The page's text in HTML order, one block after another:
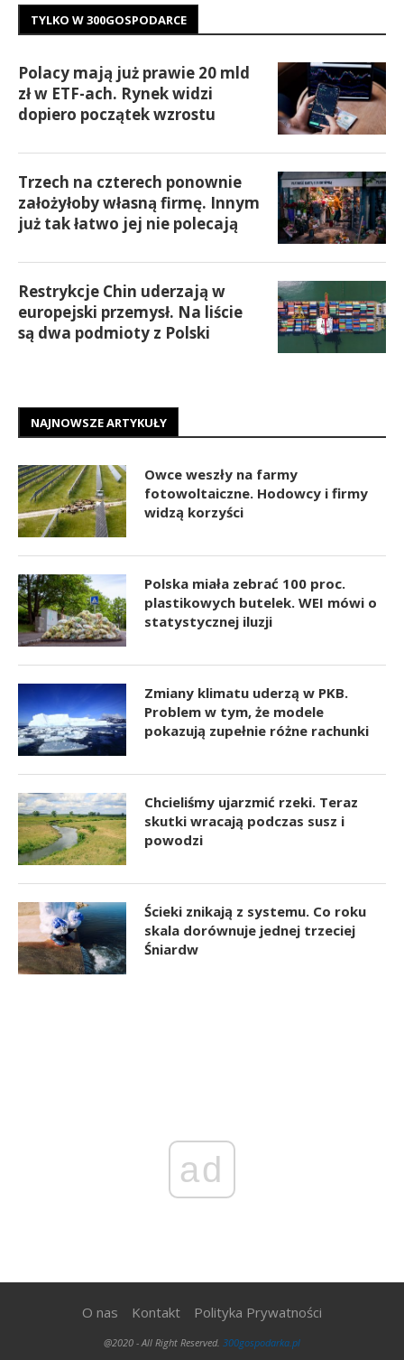
TYLKO W 300GOSPODARCE
Polacy mają już prawie 20 mld
zł w ETF-ach. Rynek widzi
dopiero początek wzrostu
Trzech na czterech ponownie
założyłoby własną firmę. Innym
już tak łatwo jej nie polecają
Restrykcje Chin uderzają w
europejski przemysł. Na liście
są dwa podmioty z Polski
NAJNOWSZE ARTYKUŁY
Owce weszły na farmy
fotowoltaiczne. Hodowcy i firmy
widzą korzyści
Polska miała zebrać 100 proc.
plastikowych butelek. WEI mówi o
statystycznej iluzji
Zmiany klimatu uderzą w PKB.
Problem w tym, że modele
pokazują zupełnie różne rachunki
Chcieliśmy ujarzmić rzeki. Teraz
skutki wracają podczas susz i
powodzi
Ścieki znikają z systemu. Co roku
skala dorównuje jednej trzeciej
Śniardw
ad
O nas Kontakt Polityka Prywatności
@2020 - All Right Reserved. 300gospodarka.pl